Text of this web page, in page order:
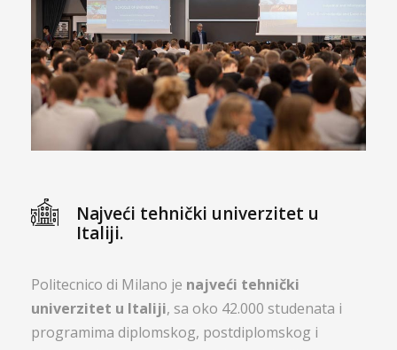
Najveći tehnički univerzitet u
Italiji.
Politecnico di Milano je najveći tehnički
univerzitet u Italiji, sa oko 42.000 studenata i
programima diplomskog, postdiplomskog i